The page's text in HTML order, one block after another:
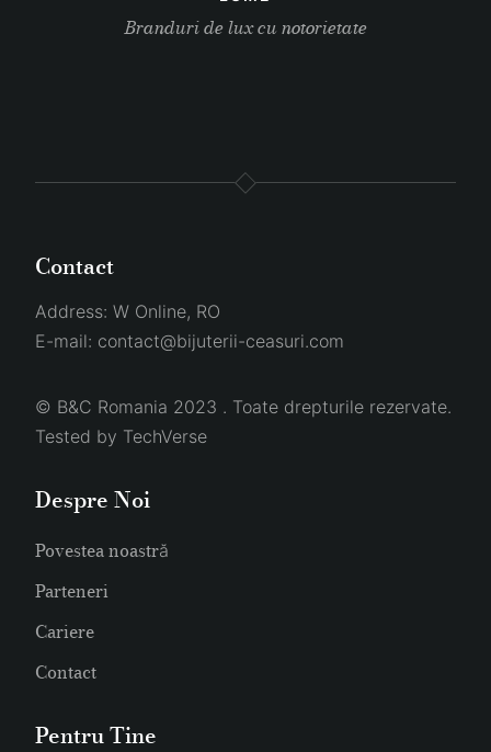
Branduri de lux cu notorietate
Contact
Address: W Online, RO
E-mail: contact@bijuterii-ceasuri.com
© B&C Romania 2023 . Toate drepturile rezervate.
Tested by TechVerse
Despre Noi
Povestea noastră
Parteneri
Cariere
Contact
Pentru Tine